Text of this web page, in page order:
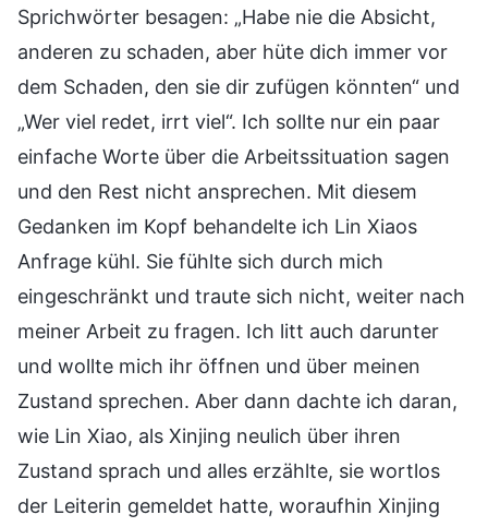
Sprichwörter besagen: „Habe nie die Absicht,
anderen zu schaden, aber hüte dich immer vor
dem Schaden, den sie dir zufügen könnten“ und
„Wer viel redet, irrt viel“. Ich sollte nur ein paar
einfache Worte über die Arbeitssituation sagen
und den Rest nicht ansprechen. Mit diesem
Gedanken im Kopf behandelte ich Lin Xiaos
Anfrage kühl. Sie fühlte sich durch mich
eingeschränkt und traute sich nicht, weiter nach
meiner Arbeit zu fragen. Ich litt auch darunter
und wollte mich ihr öffnen und über meinen
Zustand sprechen. Aber dann dachte ich daran,
wie Lin Xiao, als Xinjing neulich über ihren
Zustand sprach und alles erzählte, sie wortlos
der Leiterin gemeldet hatte, woraufhin Xinjing